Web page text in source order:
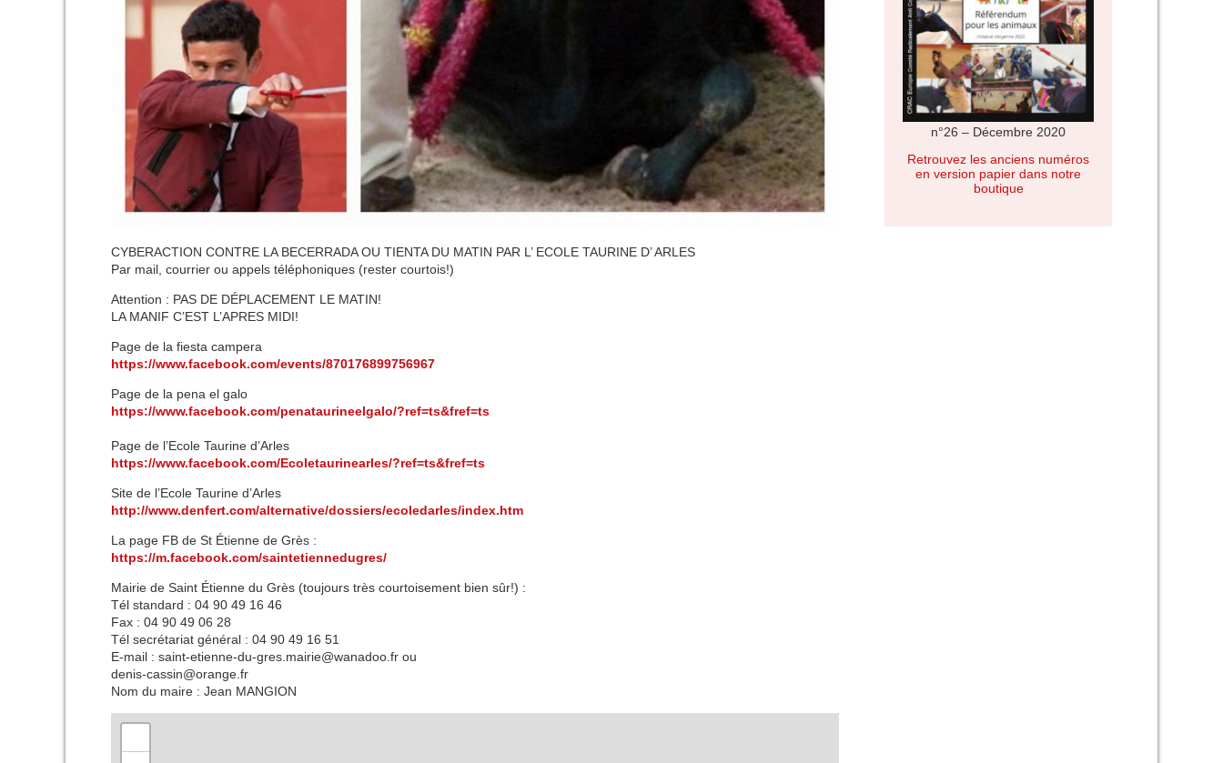
CYBERACTION CONTRE LA BECERRADA OU TIENTA DU MATIN PAR L’ ECOLE TAURINE D’ ARLES
Par mail, courrier ou appels téléphoniques (rester courtois!)
Attention : PAS DE DÉPLACEMENT LE MATIN!
LA MANIF C’EST L’APRES MIDI!
Page de la fiesta campera
https://www.facebook.com/events/870176899756967
Page de la pena el galo
https://www.facebook.com/penataurineelgalo/?ref=ts&fref=ts
Page de l’Ecole Taurine d’Arles
https://www.facebook.com/Ecoletaurinearles/?ref=ts&fref=ts
Site de l’Ecole Taurine d’Arles
http://www.denfert.com/alternative/dossiers/ecoledarles/index.htm
La page FB de St Étienne de Grès :
https://m.facebook.com/saintetiennedugres/
Mairie de Saint Étienne du Grès (toujours très courtoisement bien sûr!) :
Tél standard : 04 90 49 16 46
Fax : 04 90 49 06 28
Tél secrétariat général : 04 90 49 16 51
E-mail : saint-etienne-du-gres.mairie@wanadoo.fr ou
denis-cassin@orange.fr
Nom du maire : Jean MANGION
n°26 – Décembre 2020
Retrouvez les anciens numéros
en version papier dans notre
boutique